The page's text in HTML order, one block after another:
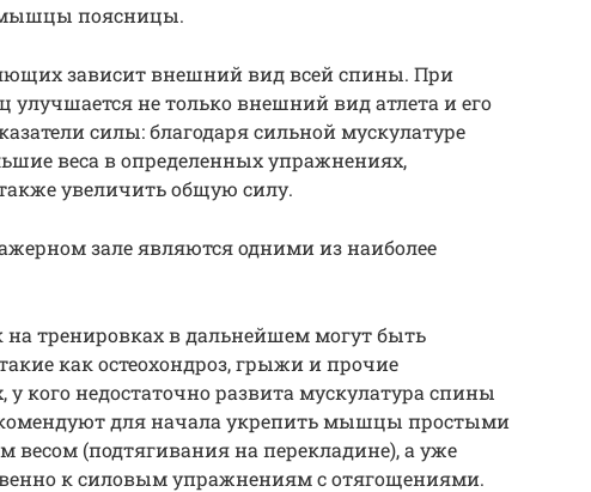
поясницы.
зависит внешний вид всей спины. При
не только внешний вид атлета и его
силы: благодаря сильной мускулатуре
веса в определенных упражнениях,
увеличить общую силу.
зале являются одними из наиболее
на тренировках в дальнейшем могут быть
как остеохондроз, грыжи и прочие
у кого недостаточно развита мускулатура спины
для начала укрепить мышцы простыми
(подтягивания на перекладине), а уже
к силовым упражнениям с отягощениями.